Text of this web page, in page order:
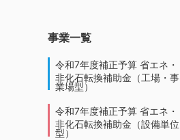
事業一覧
令和7年度補正予算 省エネ・
非化石転換補助金（工場・事
業場型）
令和7年度補正予算 省エネ・
非化石転換補助金（設備単位
型）